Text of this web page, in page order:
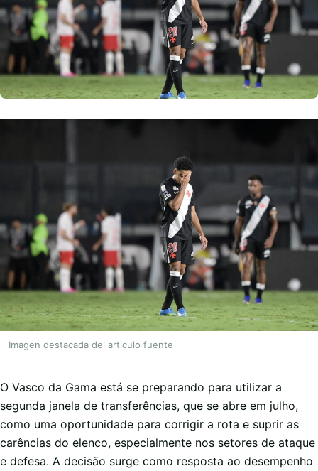
Imagen destacada del articulo fuente
O Vasco da Gama está se preparando para utilizar a
segunda janela de transferências, que se abre em julho,
como uma oportunidade para corrigir a rota e suprir as
carências do elenco, especialmente nos setores de ataque
e defesa. A decisão surge como resposta ao desempenho